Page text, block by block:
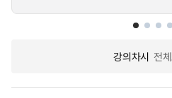
강의차시 전